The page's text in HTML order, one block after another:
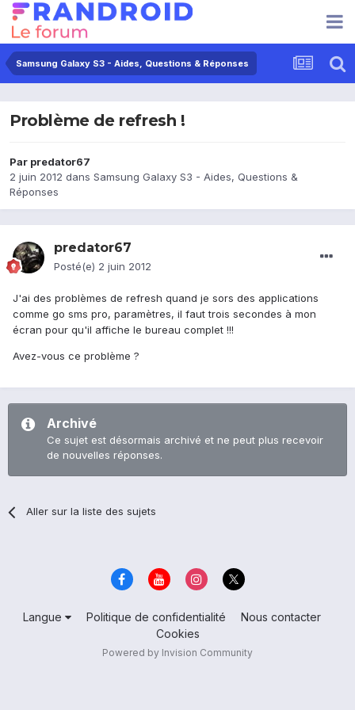
Samsung Galaxy S3 - Aides, Questions & Réponses
Problème de refresh !
Par predator67
2 juin 2012 dans Samsung Galaxy S3 - Aides, Questions &
Réponses
predator67
Posté(e) 2 juin 2012
J'ai des problèmes de refresh quand je sors des applications
comme go sms pro, paramètres, il faut trois secondes à mon
écran pour qu'il affiche le bureau complet !!!
Avez-vous ce problème ?
Archivé
Ce sujet est désormais archivé et ne peut plus recevoir
de nouvelles réponses.
Aller sur la liste des sujets
Langue Politique de confidentialité
Nous contacter
Cookies
Powered by Invision Community